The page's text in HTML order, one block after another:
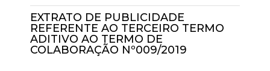
EXTRATO DE PUBLICIDADE
REFERENTE AO TERCEIRO TERMO
ADITIVO AO TERMO DE
COLABORAÇÃO Nº009/2019